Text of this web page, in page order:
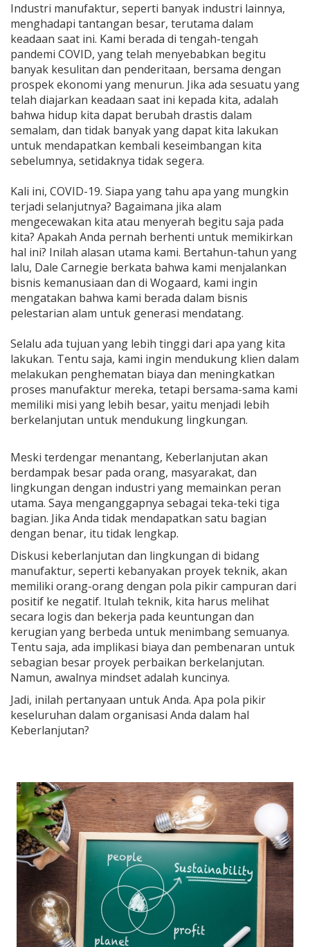
Industri manufaktur, seperti banyak industri lainnya,
menghadapi tantangan besar, terutama dalam
keadaan saat ini. Kami berada di tengah-tengah
pandemi COVID, yang telah menyebabkan begitu
banyak kesulitan dan penderitaan, bersama dengan
prospek ekonomi yang menurun. Jika ada sesuatu yang
telah diajarkan keadaan saat ini kepada kita, adalah
bahwa hidup kita dapat berubah drastis dalam
semalam, dan tidak banyak yang dapat kita lakukan
untuk mendapatkan kembali keseimbangan kita
sebelumnya, setidaknya tidak segera.
Kali ini, COVID-19. Siapa yang tahu apa yang mungkin
terjadi selanjutnya? Bagaimana jika alam
mengecewakan kita atau menyerah begitu saja pada
kita? Apakah Anda pernah berhenti untuk memikirkan
hal ini? Inilah alasan utama kami. Bertahun-tahun yang
lalu, Dale Carnegie berkata bahwa kami menjalankan
bisnis kemanusiaan dan di Wogaard, kami ingin
mengatakan bahwa kami berada dalam bisnis
pelestarian alam untuk generasi mendatang.
Selalu ada tujuan yang lebih tinggi dari apa yang kita
lakukan. Tentu saja, kami ingin mendukung klien dalam
melakukan penghematan biaya dan meningkatkan
proses manufaktur mereka, tetapi bersama-sama kami
memiliki misi yang lebih besar, yaitu menjadi lebih
berkelanjutan untuk mendukung lingkungan.
Meski terdengar menantang, Keberlanjutan akan
berdampak besar pada orang, masyarakat, dan
lingkungan dengan industri yang memainkan peran
utama. Saya menganggapnya sebagai teka-teki tiga
bagian. Jika Anda tidak mendapatkan satu bagian
dengan benar, itu tidak lengkap.
Diskusi keberlanjutan dan lingkungan di bidang
manufaktur, seperti kebanyakan proyek teknik, akan
memiliki orang-orang dengan pola pikir campuran dari
positif ke negatif. Itulah teknik, kita harus melihat
secara logis dan bekerja pada keuntungan dan
kerugian yang berbeda untuk menimbang semuanya.
Tentu saja, ada implikasi biaya dan pembenaran untuk
sebagian besar proyek perbaikan berkelanjutan.
Namun, awalnya mindset adalah kuncinya.
Jadi, inilah pertanyaan untuk Anda. Apa pola pikir
keseluruhan dalam organisasi Anda dalam hal
Keberlanjutan?